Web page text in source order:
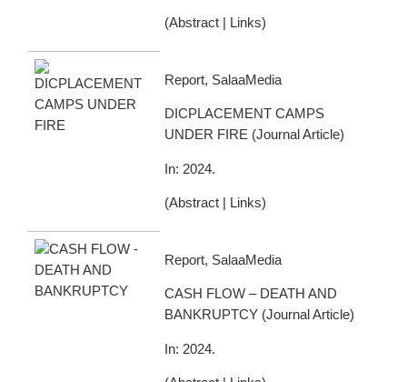
(Abstract Links)
Report, SalaaMedia
DICPLACEMENT CAMPS
UNDER FIRE (Journal Article)
In: 2024.
(Abstract Links)
Report, SalaaMedia
CASH FLOW – DEATH AND
BANKRUPTCY (Journal Article)
In: 2024.